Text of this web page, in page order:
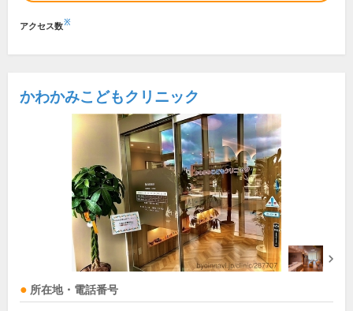
アクセス数※
かわかみこどもクリニック
所在地・電話番号